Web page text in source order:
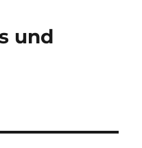
und